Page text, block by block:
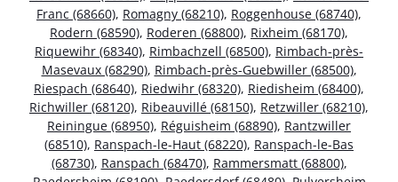
Franc (68660), Romagny (68210), Roggenhouse (68740),
Rodern (68590), Roderen (68800), Rixheim (68170),
Riquewihr (68340), Rimbachzell (68500), Rimbach-près-
Masevaux (68290), Rimbach-près-Guebwiller (68500),
Riespach (68640), Riedwihr (68320), Riedisheim (68400),
Richwiller (68120), Ribeauvillé (68150), Retzwiller (68210),
Reiningue (68950), Réguisheim (68890), Rantzwiller
(68510), Ranspach-le-Haut (68220), Ranspach-le-Bas
(68730), Ranspach (68470), Rammersmatt (68800),